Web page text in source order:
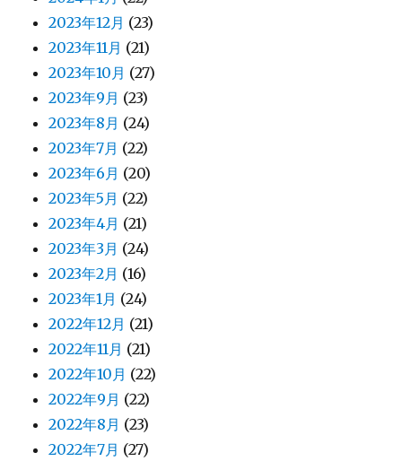
2023年12月 (23)
2023年11月 (21)
2023年10月 (27)
2023年9月 (23)
2023年8月 (24)
2023年7月 (22)
2023年6月 (20)
2023年5月 (22)
2023年4月 (21)
2023年3月 (24)
2023年2月 (16)
2023年1月 (24)
2022年12月 (21)
2022年11月 (21)
2022年10月 (22)
2022年9月 (22)
2022年8月 (23)
2022年7月 (27)